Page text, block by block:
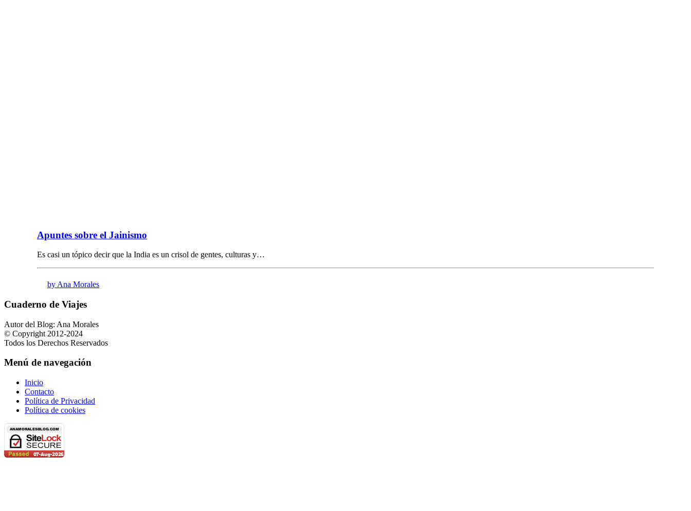
Apuntes sobre el Jainismo
Es casi un tópico decir que la India es un crisol de gentes, culturas y…
by Ana Morales
Cuaderno de Viajes
Autor del Blog: Ana Morales
© Copyright 2012-2024
Todos los Derechos Reservados
Menú de navegación
Inicio
Contacto
Política de Privacidad
Política de cookies